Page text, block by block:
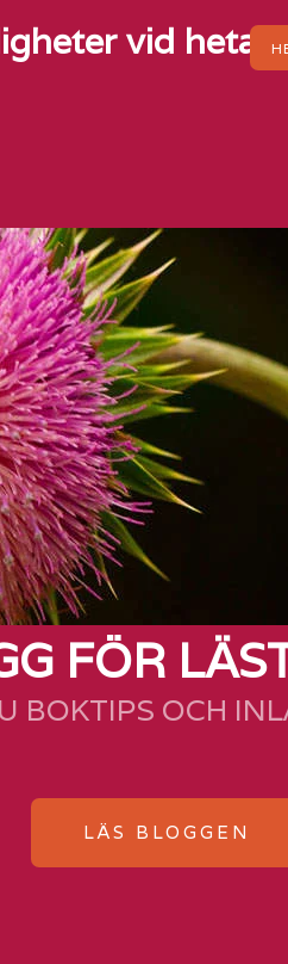
vid heta
FÖR
BOKTIPS OCH
LÄS BLOGGEN